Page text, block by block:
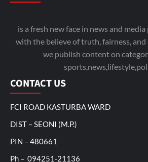
is a fresh new face in news and
with the believe of truth, fairness,
we publish content on
CONTACT US
FCI ROAD KASTURBA WARD
DIST – SEONI (M.P.)
PIN – 480661
Ph – 094251-21136